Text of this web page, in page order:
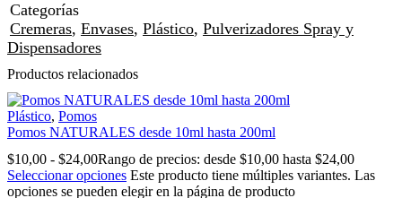
Categorías
Cremeras, Envases, Plástico, Pulverizadores Spray y
Dispensadores
Productos relacionados
Plástico, Pomos
Pomos NATURALES desde 10ml hasta 200ml
$10,00 - $24,00Rango de precios: desde $10,00 hasta $24,00
Seleccionar opciones Este producto tiene múltiples variantes. Las
opciones se pueden elegir en la página de producto